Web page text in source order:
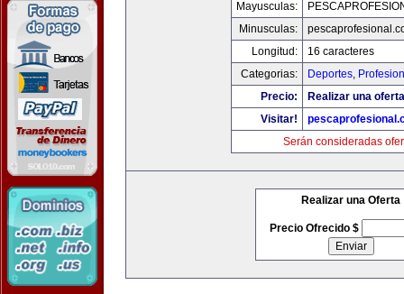
Mayusculas:
Minusculas:
Longitud:
16 caracteres
Categorias:
Deportes,
Precio:
Realizar una
Visitar!
Serán consideradas
Realizar una Oferta
Precio Ofrecido $